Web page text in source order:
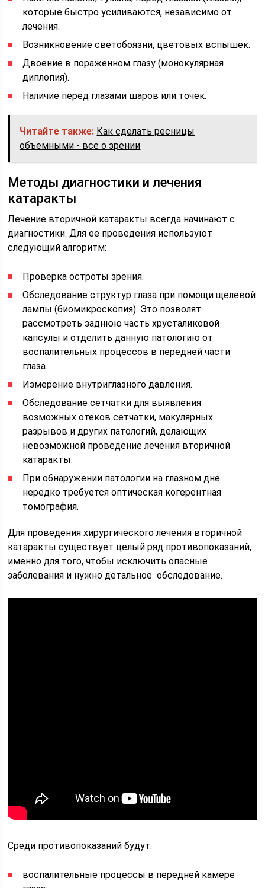
которые быстро усиливаются, независимо от
лечения.
Возникновение светобоязни, цветовых вспышек.
Двоение в пораженном глазу (монокулярная
диплопия).
Наличие перед глазами шаров или точек.
Читайте также: Как сделать ресницы
объемными - все о зрении
Методы диагностики и лечения
катаракты
Лечение вторичной катаракты всегда начинают с
диагностики. Для ее проведения используют
следующий алгоритм:
Проверка остроты зрения.
Обследование структур глаза при помощи щелевой
лампы (биомикроскопия). Это позволят
рассмотреть заднюю часть хрусталиковой
капсулы и отделить данную патологию от
воспалительных процессов в передней части
глаза.
Измерение внутриглазного давления.
Обследование сетчатки для выявления
возможных отеков сетчатки, макулярных
разрывов и других патологий, делающих
невозможной проведение лечения вторичной
катаракты.
При обнаружении патологии на глазном дне
нередко требуется оптическая когерентная
томография.
Для проведения хирургического лечения вторичной
катаракты существует целый ряд противопоказаний,
именно для того, чтобы исключить опасные
заболевания и нужно детальное обследование.
Среди противопоказаний будут:
воспалительные процессы в передней камере